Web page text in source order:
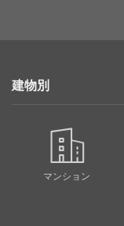
建物別
マンション